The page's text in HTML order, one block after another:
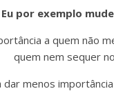
Eu por exemplo
a quem não
quem nem sequer
dar menos